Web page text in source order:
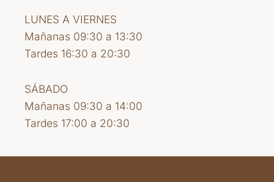
LUNES A VIERNES
Mañanas 09:30 a 13:30
Tardes 16:30 a 20:30
SÁBADO
Mañanas 09:30 a 14:00
Tardes 17:00 a 20:30